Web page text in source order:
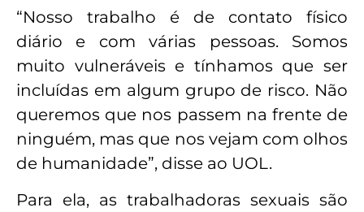
“Nosso trabalho é de contato físico
diário e com várias pessoas. Somos
muito vulneráveis e tínhamos que ser
incluídas em algum grupo de risco. Não
queremos que nos passem na frente de
ninguém, mas que nos vejam com olhos
de humanidade”, disse ao UOL.
Para ela, as trabalhadoras sexuais são